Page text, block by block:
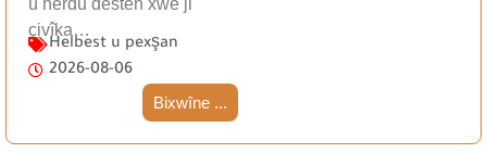
çivîka…
Helbest u pexşan
2026-08-06
Bixwîne ...